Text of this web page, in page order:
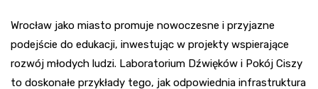
Wrocław jako miasto promuje nowoczesne i przyjazne
podejście do edukacji, inwestując w projekty wspierające
rozwój młodych ludzi. Laboratorium Dźwięków i Pokój Ciszy
to doskonałe przykłady tego, jak odpowiednia infrastruktura